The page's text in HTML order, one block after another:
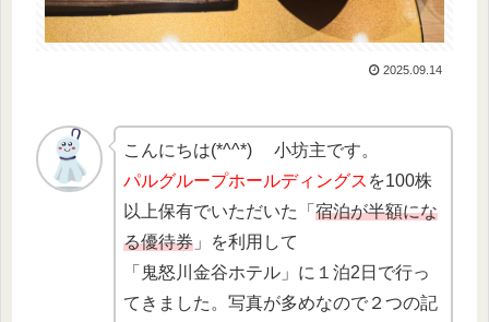
2025.09.14
こんにちは(*^^*) 小坊主です。
パルグループホールディングス を100株
以上保有でいただいた「宿泊が半額にな
る優待券 」を利用して
「鬼怒川金谷ホテル」に１泊2日で行っ
てきました。写真が多めなので２つの記